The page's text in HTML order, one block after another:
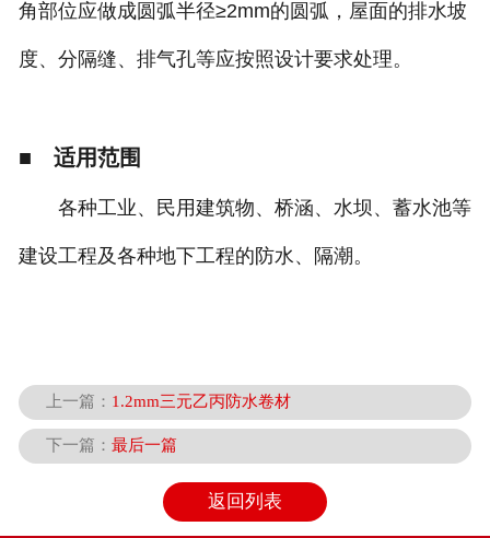
角部位应做成圆弧半径≥2mm的圆弧，屋面的排水坡
度、分隔缝、排气孔等应按照设计要求处理。
■ 适用范围
各种工业、民用建筑物、桥涵、水坝、蓄水池等
建设工程及各种地下工程的防水、隔潮。
上一篇： 1.2mm三元乙丙防水卷材
下一篇： 最后一篇
返回列表